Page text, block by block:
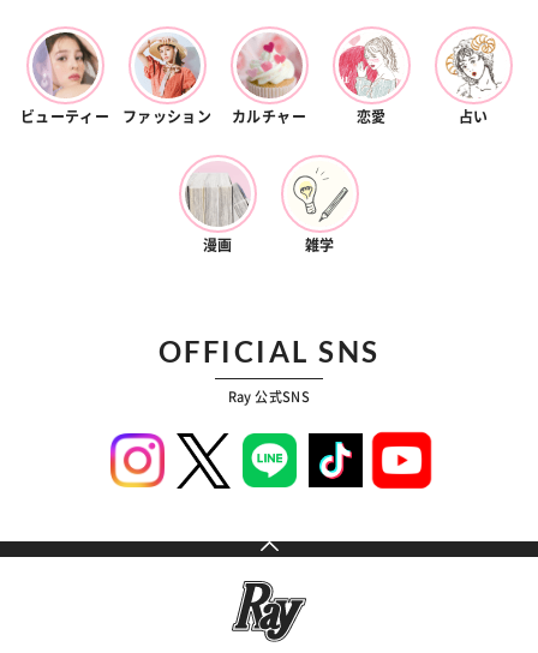
ビューティー ファッション カルチャー 恋愛 占い
漫画 雑学
OFFICIAL SNS
Ray 公式SNS